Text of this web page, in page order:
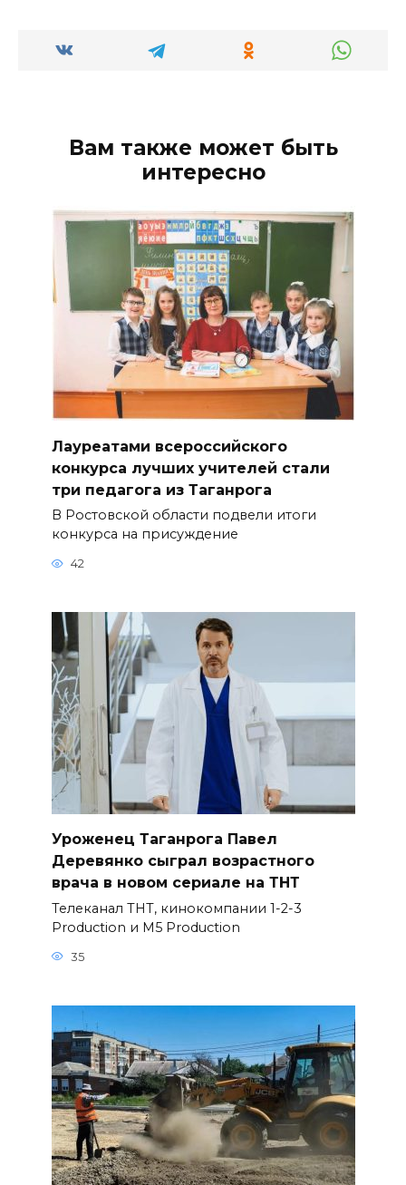
Вам также может быть
интересно
Лауреатами всероссийского
конкурса лучших учителей стали
три педагога из Таганрога
В Ростовской области подвели итоги
конкурса на присуждение
42
Уроженец Таганрога Павел
Деревянко сыграл возрастного
врача в новом сериале на ТНТ
Телеканал ТНТ, кинокомпании 1-2-3
Production и M5 Production
35